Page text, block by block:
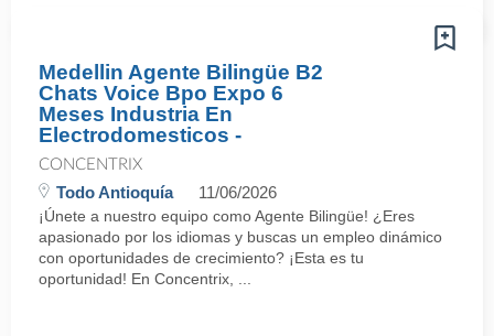
Medellin Agente Bilingüe B2
Chats Voice Bpo Expo 6
Meses Industria En
Electrodomesticos -
CONCENTRIX
Todo Antioquía 11/06/2026
¡Únete a nuestro equipo como Agente Bilingüe! ¿Eres
apasionado por los idiomas y buscas un empleo dinámico
con oportunidades de crecimiento? ¡Esta es tu
oportunidad! En Concentrix, ...